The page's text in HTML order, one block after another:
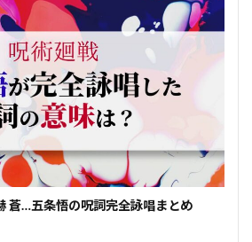
蒼…五条悟の呪詞完全詠唱まとめ